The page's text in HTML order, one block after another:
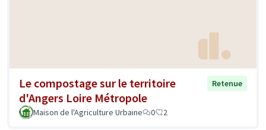
Le compostage sur le territoire
d'Angers Loire Métropole
Retenue
Maison de l'Agriculture Urbaine 0 2